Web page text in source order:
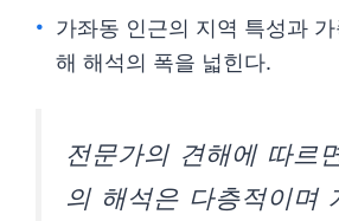
가좌동 인근의 지역 특성과
해 해석의 폭을 넓힌다.
전문가의 견해에 따르
의 해석은 다층적이며